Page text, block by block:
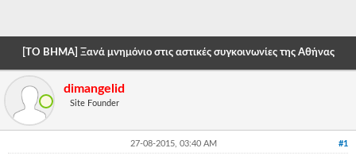
-
-
-
-
[ΤΟ ΒΗΜΑ] Ξανά μνημόνιο στις αστικές συγκοινωνίες της Αθήνας
dimangelid
Site Founder
#1
27-08-2015, 03:40 AM